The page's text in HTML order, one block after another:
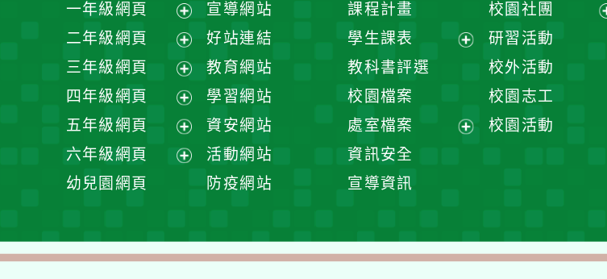
一年級網頁
展
開
選
單
二年級網頁
展
開
選
單
三年級網頁
展
開
選
單
四年級網頁
展
開
選
五年級網頁
展
開
六年級網頁
單
幼兒園網頁
宣導網站
好站連結
教育網站
學習網站
資安網站
活動網站
防疫網站
課程計畫
學生課表
單
教科書評選
校園檔案
處室檔案
資訊安全
宣導資訊
校園社團
研習活動
校外活動
校園志工
校園活動